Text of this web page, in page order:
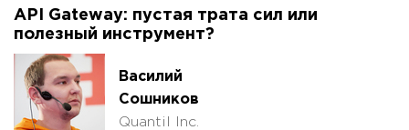
API Gateway: пустая трата сил или
полезный инструмент?
Василий
Сошников
Quantil Inc.